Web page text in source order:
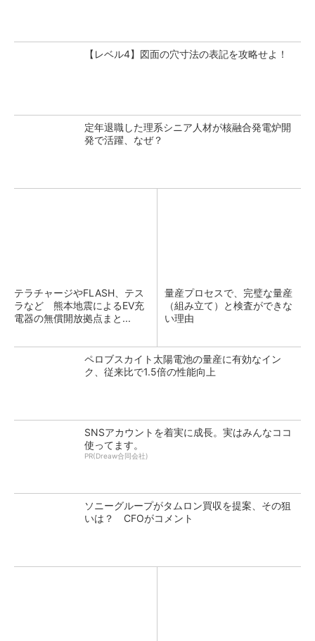
【レベル4】図面の穴寸法の表記を攻略せよ！
定年退職した理系シニア人材が核融合発電炉開
発で活躍、なぜ？
テラチャージやFLASH、テス
ラなど 熊本地震によるEV充
電器の無償開放拠点まと...
量産プロセスで、完璧な量産
（組み立て）と検査ができな
い理由
ペロブスカイト太陽電池の量産に有効なイン
ク、従来比で1.5倍の性能向上
SNSアカウントを着実に成長。実はみんなココ
使ってます。
PR(Dreaw合同会社)
ソニーグループがタムロン買収を提案、その狙
いは？ CFOがコメント